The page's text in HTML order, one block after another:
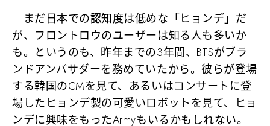
まだ日本での認知度は低めな「ヒョンデ」だ
が、フロントロウのユーザーは知る人も多いか
も。というのも、昨年までの3年間、BTSがブラ
ンドアンバサダーを務めていたから。彼らが登場
する韓国のCMを見て、あるいはコンサートに登
場したヒョンデ製の可愛いロボットを見て、ヒョ
ンデに興味をもったArmyもいるかもしれない。